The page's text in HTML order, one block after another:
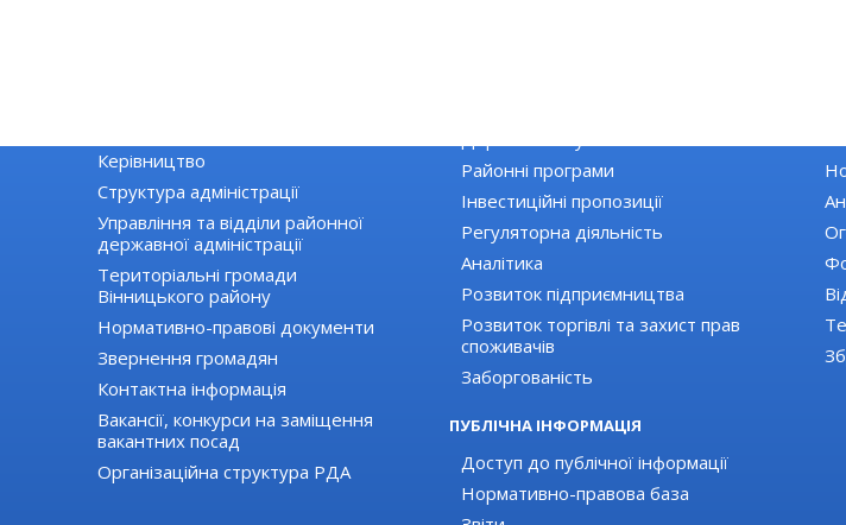
Керівництво
Структура адміністрації
Управління та відділи районної
державної адміністрації
Територіальні громади
Вінницького району
Нормативно-правові документи
Звернення громадян
Контактна інформація
Вакансії, конкурси на заміщення
вакантних посад
Організаційна структура РДА
Районні програми
Інвестиційні пропозиції
Регуляторна діяльність
Аналітика
Розвиток підприємництва
Розвиток торгівлі та захист прав
споживачів
Заборгованість
ПУБЛІЧНА ІНФОРМАЦІЯ
Доступ до публічної інформації
Нормативно-правова база